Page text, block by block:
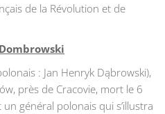
de la Révolution et de
: Jan Henryk Dąbrowski),
près de Cracovie, mort le 6
général polonais qui s’illustra